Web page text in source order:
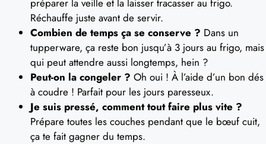
Réchauffe juste avant de servir.
Combien de temps ça se conserve ? Dans un
tupperware, ça reste bon jusqu’à 3 jours au frigo, mais
qui peut attendre aussi longtemps, hein ?
Peut-on la congeler ? Oh oui ! À l’aide d’un bon dés
à coudre ! Parfait pour les jours paresseux.
Je suis pressé, comment tout faire plus vite ?
Prépare toutes les couches pendant que le bœuf cuit,
ça te fait gagner du temps.